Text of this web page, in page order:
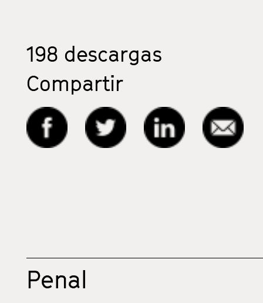
198 descargas
Compartir
Penal